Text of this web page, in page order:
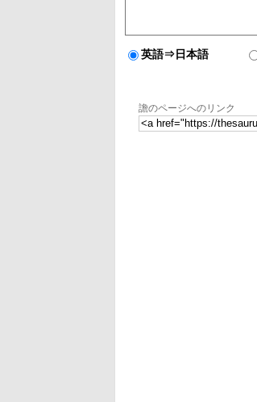
英語⇒日本語
譫のページへのリンク